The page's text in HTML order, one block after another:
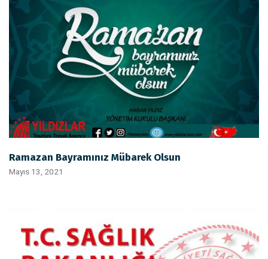
Ramazan Bayramınız Mübarek Olsun
Mayıs 13, 2021